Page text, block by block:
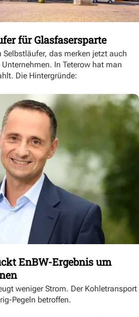
für Glasfasersparte
das merken jetzt auch
In Teterow hat man
Die Hintergründe:
EnBW-Ergebnis um
weniger Strom. Der Kohletransport
Pegeln betroffen.